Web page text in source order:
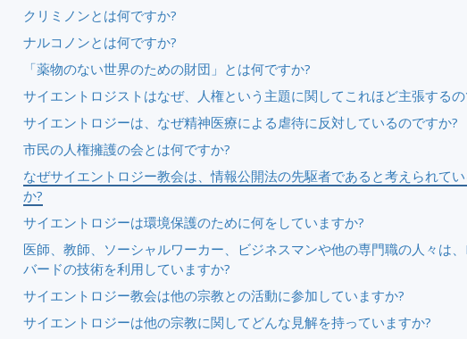
クリミノンとは何ですか?
ナルコノンとは何ですか?
「薬物のない世界のための財団」とは何ですか?
サイエントロジストはなぜ、人権という主題に関してこれほど主張する
サイエントロジーは、なぜ精神医療による虐待に反対しているのですか?
市民の人権擁護の会とは何ですか?
なぜサイエントロジー教会は、情報公開法の先駆者であると考えられて
か?
サイエントロジーは環境保護のために何をしていますか?
医師、教師、ソーシャルワーカー、ビジネスマンや他の専門職の人々は
バードの技術を利用していますか?
サイエントロジー教会は他の宗教との活動に参加していますか?
サイエントロジーは他の宗教に関してどんな見解を持っていますか?